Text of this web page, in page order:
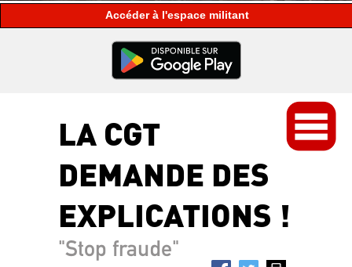
espace militant
LA CGT
DEMANDE DES
EXPLICATIONS !
"Stop fraude"